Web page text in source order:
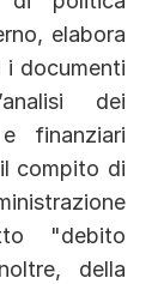
elabora
i documenti
dei
finanziari
compito di
"debito
della